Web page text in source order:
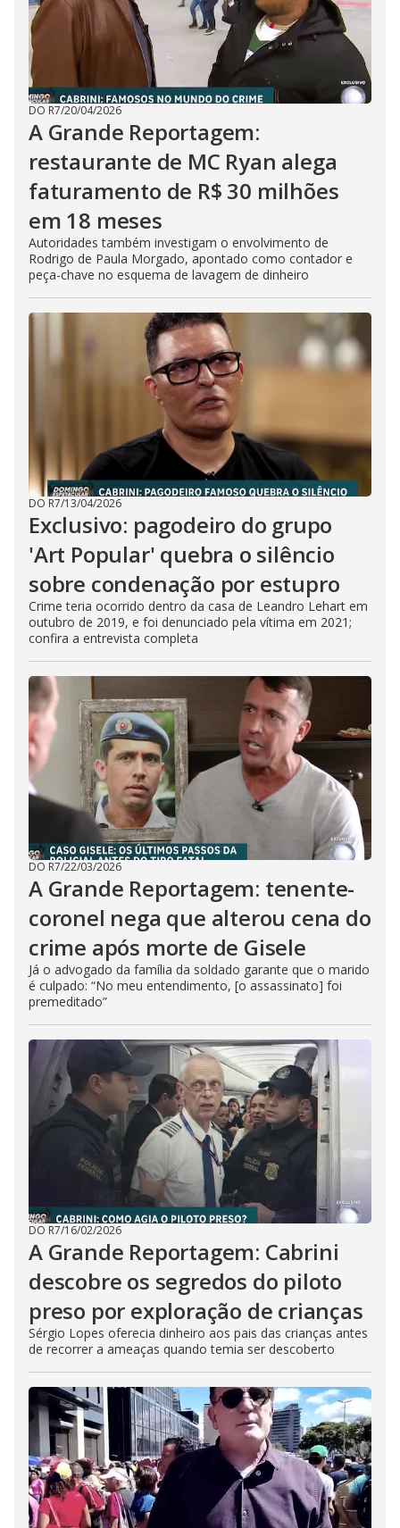
DO R7/20/04/2026
A Grande Reportagem:
restaurante de MC Ryan alega
faturamento de R$ 30 milhões
em 18 meses
Autoridades também investigam o envolvimento de
Rodrigo de Paula Morgado, apontado como contador e
peça-chave no esquema de lavagem de dinheiro
DO R7/13/04/2026
Exclusivo: pagodeiro do grupo
'Art Popular' quebra o silêncio
sobre condenação por estupro
Crime teria ocorrido dentro da casa de Leandro Lehart em
outubro de 2019, e foi denunciado pela vítima em 2021;
confira a entrevista completa
DO R7/22/03/2026
A Grande Reportagem: tenente-
coronel nega que alterou cena do
crime após morte de Gisele
Já o advogado da família da soldado garante que o marido
é culpado: “No meu entendimento, [o assassinato] foi
premeditado”
DO R7/16/02/2026
A Grande Reportagem: Cabrini
descobre os segredos do piloto
preso por exploração de crianças
Sérgio Lopes oferecia dinheiro aos pais das crianças antes
de recorrer a ameaças quando temia ser descoberto